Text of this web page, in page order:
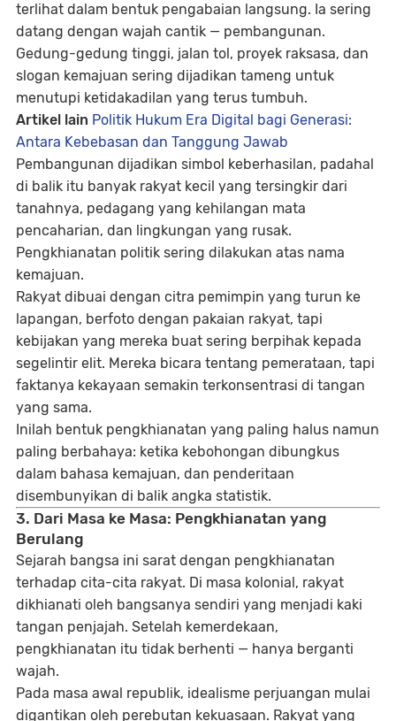
terlihat dalam bentuk pengabaian langsung. Ia sering
datang dengan wajah cantik — pembangunan.
Gedung-gedung tinggi, jalan tol, proyek raksasa, dan
slogan kemajuan sering dijadikan tameng untuk
menutupi ketidakadilan yang terus tumbuh.
Artikel lain Politik Hukum Era Digital bagi Generasi:
Antara Kebebasan dan Tanggung Jawab
Pembangunan dijadikan simbol keberhasilan, padahal
di balik itu banyak rakyat kecil yang tersingkir dari
tanahnya, pedagang yang kehilangan mata
pencaharian, dan lingkungan yang rusak.
Pengkhianatan politik sering dilakukan atas nama
kemajuan.
Rakyat dibuai dengan citra pemimpin yang turun ke
lapangan, berfoto dengan pakaian rakyat, tapi
kebijakan yang mereka buat sering berpihak kepada
segelintir elit. Mereka bicara tentang pemerataan, tapi
faktanya kekayaan semakin terkonsentrasi di tangan
yang sama.
Inilah bentuk pengkhianatan yang paling halus namun
paling berbahaya: ketika kebohongan dibungkus
dalam bahasa kemajuan, dan penderitaan
disembunyikan di balik angka statistik.
3. Dari Masa ke Masa: Pengkhianatan yang
Berulang
Sejarah bangsa ini sarat dengan pengkhianatan
terhadap cita-cita rakyat. Di masa kolonial, rakyat
dikhianati oleh bangsanya sendiri yang menjadi kaki
tangan penjajah. Setelah kemerdekaan,
pengkhianatan itu tidak berhenti — hanya berganti
wajah.
Pada masa awal republik, idealisme perjuangan mulai
digantikan oleh perebutan kekuasaan. Rakyat yang